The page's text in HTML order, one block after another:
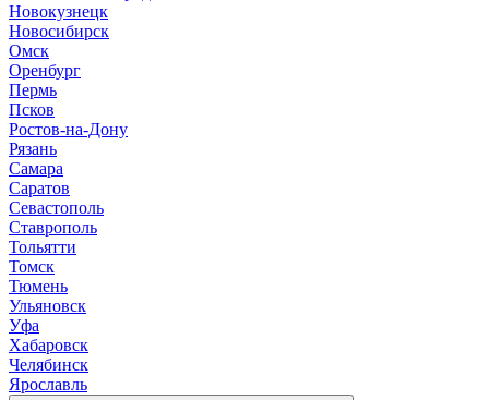
Новокузнецк
Новосибирск
Омск
Оренбург
Пермь
Псков
Ростов-на-Дону
Рязань
Самара
Саратов
Севастополь
Ставрополь
Тольятти
Томск
Тюмень
Ульяновск
Уфа
Хабаровск
Челябинск
Ярославль